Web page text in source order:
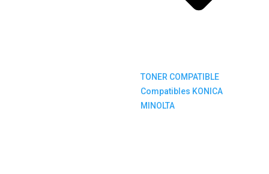
TONER COMPATIBLE
Compatibles KONICA
MINOLTA